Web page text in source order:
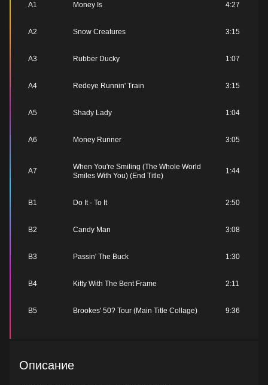
A1 Money Is 4:27
A2 Snow Creatures 3:15
A3 Rubber Ducky 1:07
A4 Redeye Runnin' Train 3:15
A5 Shady Lady 1:04
A6 Money Runner 3:05
A7
When You're Smiling (The Whole World
Smiles With You) (End Title)
1:44
B1 Do It - To It 2:50
B2 Candy Man 3:08
B3 Passin' The Buck 1:30
B4 Kitty With The Bent Frame 2:11
B5 Brookes' 50? Tour (Main Title Collage) 9:36
Описание